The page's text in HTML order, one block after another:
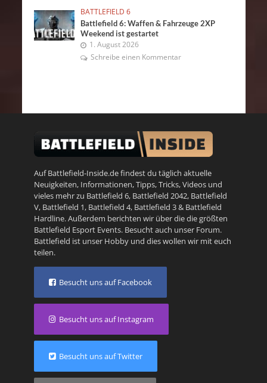
BATTLEFIELD 6
Battlefield 6: Waffen & Fahrzeuge 2XP
Weekend ist gestartet
1. August 2026
Schreibe einen Kommentar
Auf Battlefield-Inside.de findest du täglich aktuelle
Neuigkeiten, Informationen, Tipps, Tricks, Videos und
vieles mehr zu Battlefield 6, Battlefield 2042, Battlefield
V, Battlefield 1, Battlefield 4, Battlefield 3& Battlefield
Hardline. Außerdem berichten wir über die die größten
Battlefield Esport Events. Besucht auch unser Forum.
Battlefield ist unser Hobby und dies wollen wir mit euch
teilen.
Besucht uns auf Facebook
Besucht uns auf Instagram
Besucht uns auf Twitter